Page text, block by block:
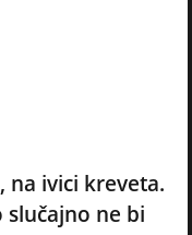
na ivici kreveta.
ne bi